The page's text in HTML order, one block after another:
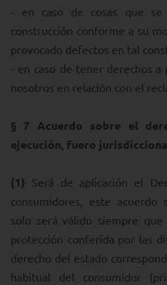
- en caso de cosas que se
construcción conforme a su
provocado defectos en tal
- en caso de tener derechos
nosotros en relación con el
§ 7
Acuerdo sobre el
ejecución, fuero
(1) Será de aplicación el
consumidores, este acuerdo
solo será válido siempre
protección conferida por las
derecho del estado
habitual del consumidor